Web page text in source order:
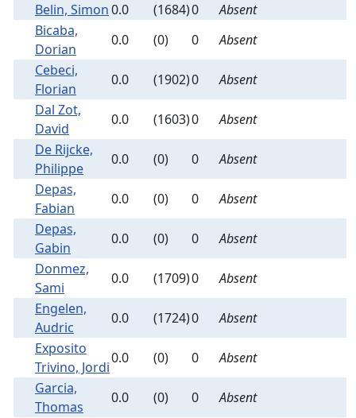
Belin, Simon0.0 (1684)0
Absent
Bicaba,
Dorian
0.0 (0) 0
Absent
Cebeci,
Florian
0.0 (1902)0
Absent
Dal Zot,
David
0.0 (1603)0
Absent
De Rijcke,
Philippe
0.0 (0) 0
Absent
Depas,
Fabian
0.0 (0) 0
Absent
Depas,
Gabin
0.0 (0) 0
Absent
Donmez,
Sami
0.0 (1709)0
Absent
Engelen,
Audric
0.0 (1724)0
Absent
Exposito
Trivino, Jordi
0.0 (0) 0
Absent
Garcia,
Thomas
0.0 (0) 0
Absent